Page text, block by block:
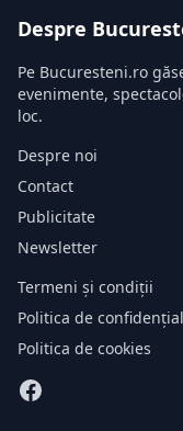
Despre
Pe Bucuresteni.ro
evenimente,
loc.
Despre noi
Contact
Publicitate
Newsletter
Termeni și condiții
Politica de
Politica de cookies